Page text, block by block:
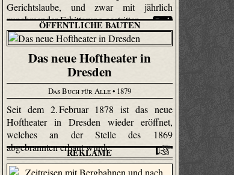
Gerichtslaube, und zwar mit jährlich
zunehmender Erbitterung gestritten.
ÖFFENTLICHE BAUTEN
Das neue Hoftheater in
Dresden
Das Buch für Alle• 1879
Seit dem 2. Februar 1878 ist das neue
Hoftheater in Dresden wieder eröffnet,
welches an der Stelle des 1869
abgebrannten erbaut wurde.
REKLAME